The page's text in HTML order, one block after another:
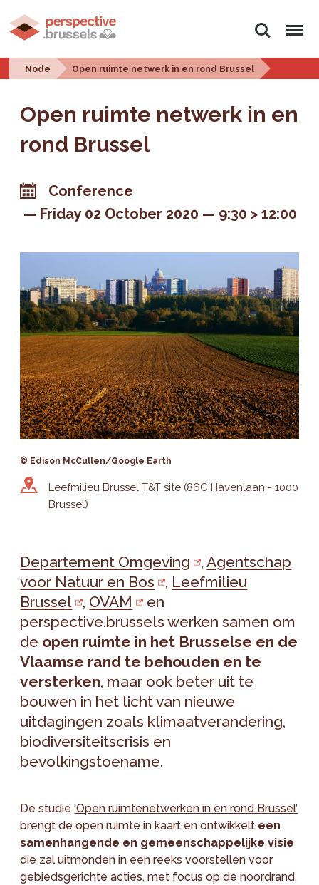
Search Menu
Node Open ruimte netwerk in en rond Brussel
Open ruimte netwerk in en
rond Brussel
Conference
Friday 02 October 2020
9:30 > 12:00
© Edison McCullen/Google Earth
Leefmilieu Brussel T&T site (86C Havenlaan - 1000
Brussel)
Departement Omgeving ,Agentschap
voor Natuur en Bos
, Leefmilieu
Brussel
, OVAM
en
perspective.brussels werken samen om
de open ruimte in het Brusselse en de
Vlaamse rand te behouden en te
versterken, maar ook beter uit te
bouwen in het licht van nieuwe
uitdagingen zoals klimaatverandering,
biodiversiteitscrisis en
bevolkingstoename.
De studie‘Open ruimtenetwerken in en rond Brussel’
brengt de open ruimte in kaart en ontwikkelt een
samenhangende en gemeenschappelijke visie
die zal uitmonden in een reeks voorstellen voor
gebiedsgerichte acties, met focus op de noordrand.